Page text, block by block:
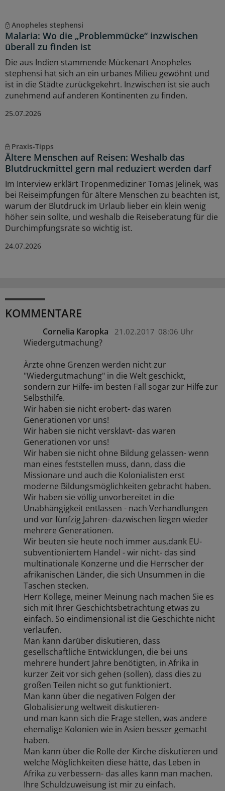
Anopheles stephensi
Malaria: Wo die „Problemmücke“ inzwischen
überall zu finden ist
Die aus Indien stammende Mückenart Anopheles
stephensi hat sich an ein urbanes Milieu gewöhnt und
ist in die Städte zurückgekehrt. Inzwischen ist sie auch
zunehmend auf anderen Kontinenten zu finden.
25.07.2026
Praxis-Tipps
Ältere Menschen auf Reisen: Weshalb das
Blutdruckmittel gern mal reduziert werden darf
Im Interview erklärt Tropenmediziner Tomas Jelinek, was
bei Reiseimpfungen für ältere Menschen zu beachten ist,
warum der Blutdruck im Urlaub lieber ein klein wenig
höher sein sollte, und weshalb die Reiseberatung für die
Durchimpfungsrate so wichtig ist.
24.07.2026
KOMMENTARE
Cornelia Karopka 21.02.2017 08:06 Uhr
Wiedergutmachung?
Ärzte ohne Grenzen werden nicht zur
"Wiedergutmachung" in die Welt geschickt,
sondern zur Hilfe- im besten Fall sogar zur Hilfe zur
Selbsthilfe.
Wir haben sie nicht erobert- das waren
Generationen vor uns!
Wir haben sie nicht versklavt- das waren
Generationen vor uns!
Wir haben sie nicht ohne Bildung gelassen- wenn
man eines feststellen muss, dann, dass die
Missionare und auch die Kolonialisten erst
moderne Bildungsmöglichkeiten gebracht haben.
Wir haben sie völlig unvorbereitet in die
Unabhängigkeit entlassen - nach Verhandlungen
und vor fünfzig Jahren- dazwischen liegen wieder
mehrere Generationen.
Wir beuten sie heute noch immer aus,dank EU-
subventioniertem Handel - wir nicht- das sind
multinationale Konzerne und die Herrscher der
afrikanischen Länder, die sich Unsummen in die
Taschen stecken.
Herr Kollege, meiner Meinung nach machen Sie es
sich mit Ihrer Geschichtsbetrachtung etwas zu
einfach. So eindimensional ist die Geschichte nicht
verlaufen.
Man kann darüber diskutieren, dass
gesellschaftliche Entwicklungen, die bei uns
mehrere hundert Jahre benötigten, in Afrika in
kurzer Zeit vor sich gehen (sollen), dass dies zu
großen Teilen nicht so gut funktioniert.
Man kann über die negativen Folgen der
Globalisierung weltweit diskutieren-
und man kann sich die Frage stellen, was andere
ehemalige Kolonien wie in Asien besser gemacht
haben.
Man kann über die Rolle der Kirche diskutieren und
welche Möglichkeiten diese hätte, das Leben in
Afrika zu verbessern- das alles kann man machen.
Ihre Schuldzuweisung ist mir zu einfach.